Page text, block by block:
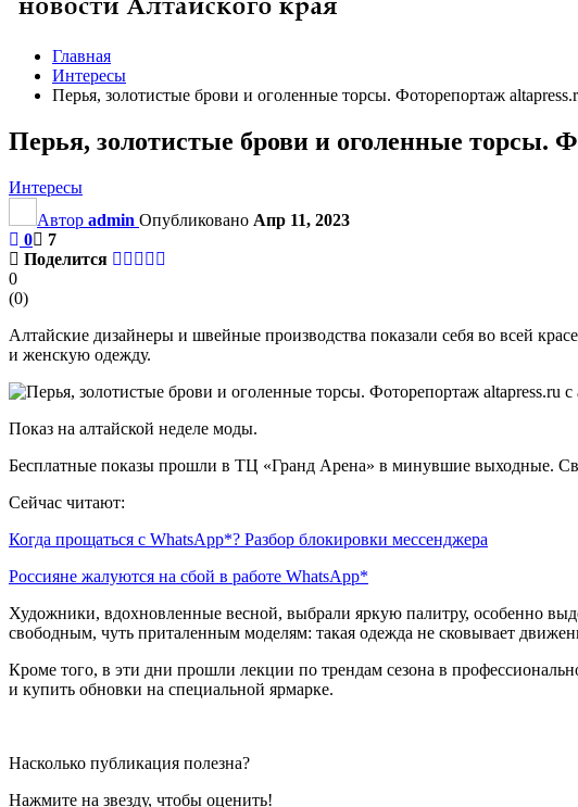
Главная
Интересы
Перья, золотистые брови и оголенные торсы. Фоторепортаж
Перья, золотистые брови и оголенные торсы.
Интересы
Автор admin Опубликовано Апр 11, 2023
0
7
Поделится
0
(0)
Алтайские дизайнеры и швейные производства показали себя во всей
и женскую одежду.
Показ на алтайской неделе моды.
Бесплатные показы прошли в ТЦ «Гранд Арена» в минувшие выходные.
Сейчас читают:
Когда прощаться с WhatsApp*? Разбор блокировки мессенджера
Россияне жалуются на сбой в работе WhatsApp*
Художники, вдохновленные весной, выбрали яркую палитру, особенно
свободным, чуть приталенным моделям: такая одежда не сковывает
Кроме того, в эти дни прошли лекции по трендам сезона в
и купить обновки на специальной ярмарке.
Насколько публикация полезна?
Нажмите на звезду, чтобы оценить!